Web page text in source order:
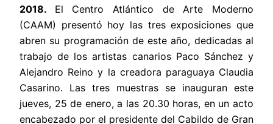
2018. El Centro Atlántico de Arte Moderno
(CAAM) presentó hoy las tres exposiciones que
abren su programación de este año, dedicadas al
trabajo de los artistas canarios Paco Sánchez y
Alejandro Reino y la creadora paraguaya Claudia
Casarino. Las tres muestras se inauguran este
jueves, 25 de enero, a las 20.30 horas, en un acto
encabezado por el presidente del Cabildo de Gran